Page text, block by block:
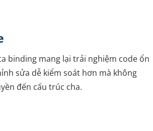
binding mang lại trải nghiệm code ổn
sửa dễ kiểm soát hơn mà không
đến cấu trúc cha.